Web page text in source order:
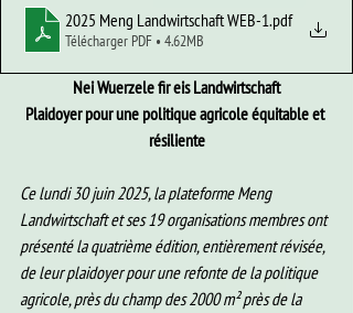
2025 Meng Landwirtschaft WEB-1.pdf
Télécharger PDF • 4.62MB
Nei Wuerzele fir eis Landwirtschaft
Plaidoyer pour une politique agricole équitable et
résiliente
Ce lundi 30 juin 2025, la plateforme Meng
Landwirtschaft et ses 19 organisations membres ont
présenté la quatrième édition, entièrement révisée,
de leur plaidoyer pour une refonte de la politique
agricole, près du champ des 2000 m² près de la